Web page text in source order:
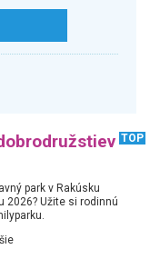
TOP
park v Rakúsku
2026? Užite si rodinnú